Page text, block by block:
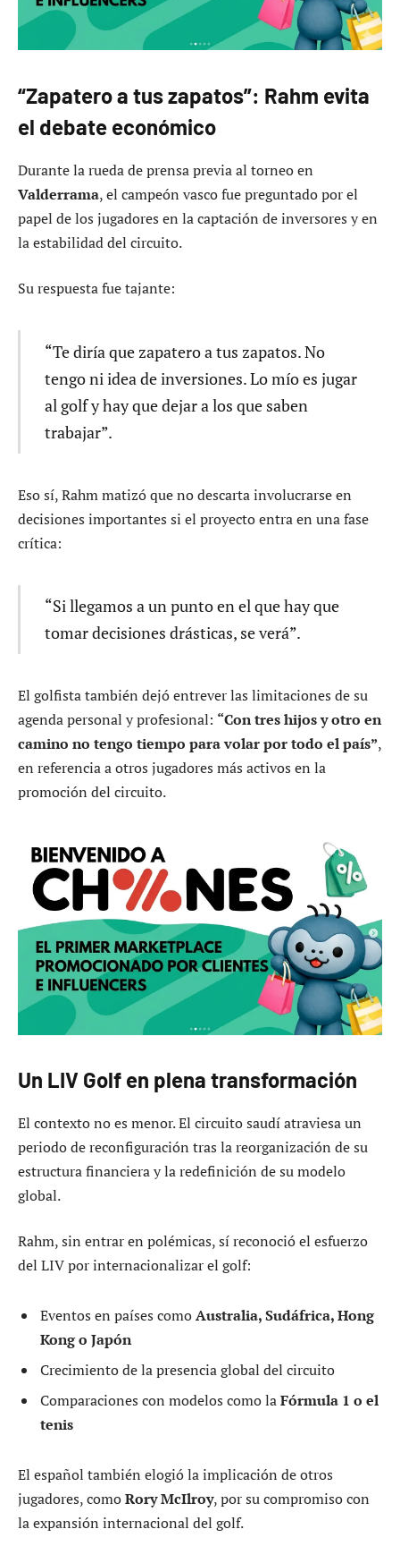
“Zapatero a tus zapatos”: Rahm evita
el debate económico
Durante la rueda de prensa previa al torneo en
Valderrama, el campeón vasco fue preguntado por el
papel de los jugadores en la captación de inversores y en
la estabilidad del circuito.
Su respuesta fue tajante:
“Te diría que zapatero a tus zapatos. No
tengo ni idea de inversiones. Lo mío es jugar
al golf y hay que dejar a los que saben
trabajar”.
Eso sí, Rahm matizó que no descarta involucrarse en
decisiones importantes si el proyecto entra en una fase
crítica:
“Si llegamos a un punto en el que hay que
tomar decisiones drásticas, se verá”.
El golfista también dejó entrever las limitaciones de su
agenda personal y profesional: “Con tres hijos y otro en
camino no tengo tiempo para volar por todo el país”,
en referencia a otros jugadores más activos en la
promoción del circuito.
Un LIV Golf en plena transformación
El contexto no es menor. El circuito saudí atraviesa un
periodo de reconfiguración tras la reorganización de su
estructura financiera y la redefinición de su modelo
global.
Rahm, sin entrar en polémicas, sí reconoció el esfuerzo
del LIV por internacionalizar el golf:
Eventos en países comoAustralia, Sudáfrica, Hong
Kong o Japón
Crecimiento de la presencia global del circuito
Comparaciones con modelos como laFórmula 1 o el
tenis
El español también elogió la implicación de otros
jugadores, comoRory McIlroy, por su compromiso con
la expansión internacional del golf.